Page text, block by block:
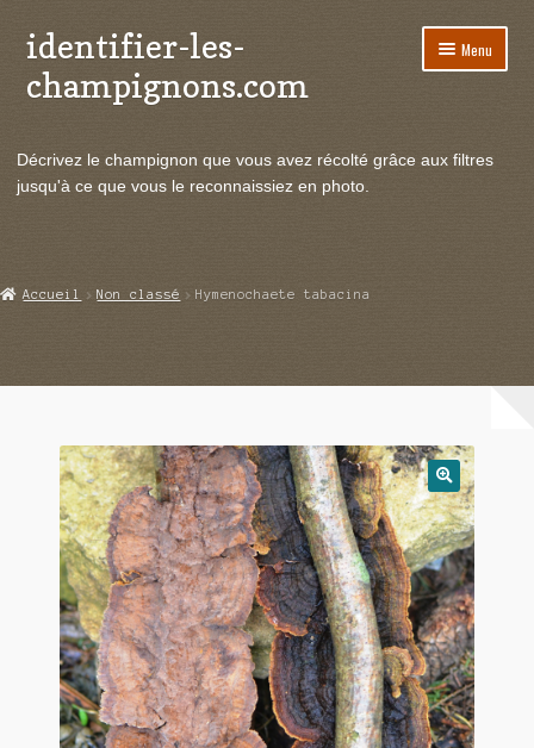
Aller
à
la
Aller
au
contenu
identifier-les-
champignons.com
Menu
le
Actualités
Echanges et contacts
Décrivez le champignon que vous avez récolté grâce aux filtres
jusqu'à ce que vous le reconnaissiez en photo.
Accueil Non classé Hymenochaete tabacina